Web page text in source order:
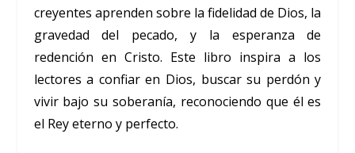
creyentes aprenden sobre la fidelidad de Dios, la
gravedad del pecado, y la esperanza de
redención en Cristo. Este libro inspira a los
lectores a confiar en Dios, buscar su perdón y
vivir bajo su soberanía, reconociendo que él es
el Rey eterno y perfecto.